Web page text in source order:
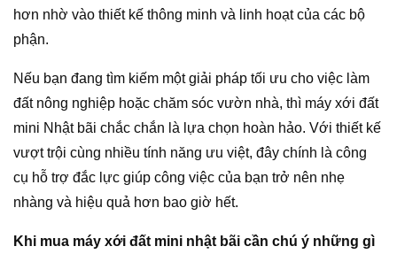
hơn nhờ vào thiết kế thông minh và linh hoạt của các bộ
phận.
Nếu bạn đang tìm kiếm một giải pháp tối ưu cho việc làm
đất nông nghiệp hoặc chăm sóc vườn nhà, thì máy xới đất
mini Nhật bãi chắc chắn là lựa chọn hoàn hảo. Với thiết kế
vượt trội cùng nhiều tính năng ưu việt, đây chính là công
cụ hỗ trợ đắc lực giúp công việc của bạn trở nên nhẹ
nhàng và hiệu quả hơn bao giờ hết.
Khi mua máy xới đất mini nhật bãi cần chú ý những gì